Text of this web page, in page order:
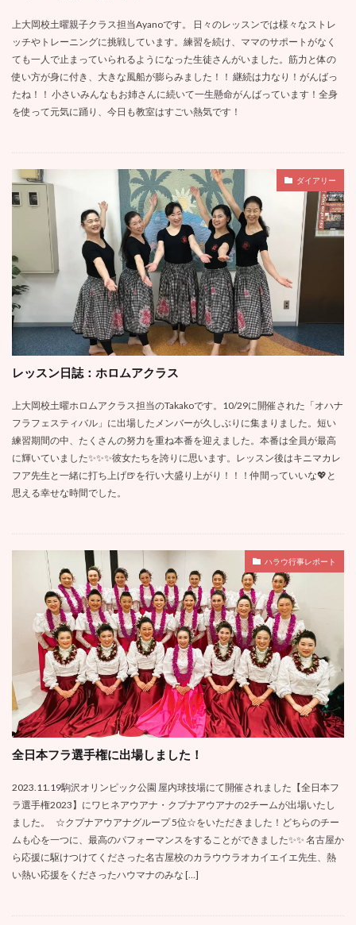
上大岡校土曜親子クラス担当Ayanoです。 日々のレッスンでは様々なストレ
ッチやトレーニングに挑戦しています。練習を続け、ママのサポートがなく
ても一人で止まっていられるようになった生徒さんがいました。筋力と体の
使い方が身に付き、大きな風船が膨らみました！！ 継続は力なり！がんばっ
たね！！ 小さいみんなもお姉さんに続いて一生懸命がんばっています！全身
を使って元気に踊り、今日も教室はすごい熱気です！
ダイアリー
レッスン日誌：ホロムアクラス
上大岡校土曜ホロムアクラス担当のTakakoです。10/29に開催された「オハナ
フラフェスティバル」に出場したメンバーが久しぶりに集まりました。短い
練習期間の中、たくさんの努力を重ね本番を迎えました。本番は全員が最高
に輝いていました✨✨✨彼女たちを誇りに思います。レッスン後はキニマカレ
フア先生と一緒に打ち上げ🍺を行い大盛り上がり！！！仲間っていいな💖と
思える幸せな時間でした。
ハラウ行事レポート
全日本フラ選手権に出場しました！
2023.11.19駒沢オリンピック公園 屋内球技場にて開催されました【全日本フ
ラ選手権2023】にワヒネアウアナ・クプナアウアナの2チームが出場いたし
ました。 ☆クプナアウアナグループ 5位☆をいただきました！どちらのチー
ムも心を一つに、最高のパフォーマンスをすることができました✨✨ 名古屋か
ら応援に駆けつけてくださった名古屋校のカラウウラオカイエイエ先生、熱
い熱い応援をくださったハウマナのみな […]